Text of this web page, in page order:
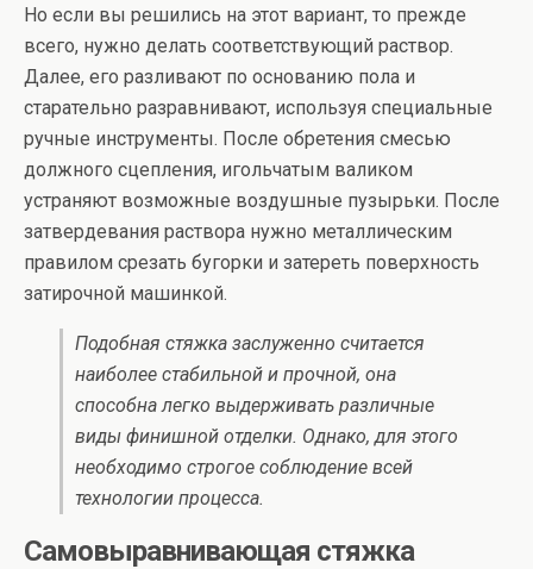
Но если вы решились на этот вариант, то прежде
всего, нужно делать соответствующий раствор.
Далее, его разливают по основанию пола и
старательно разравнивают, используя специальные
ручные инструменты. После обретения смесью
должного сцепления, игольчатым валиком
устраняют возможные воздушные пузырьки. После
затвердевания раствора нужно металлическим
правилом срезать бугорки и затереть поверхность
затирочной машинкой.
Подобная стяжка заслуженно считается
наиболее стабильной и прочной, она
способна легко выдерживать различные
виды финишной отделки. Однако, для этого
необходимо строгое соблюдение всей
технологии процесса.
Самовыравнивающая стяжка